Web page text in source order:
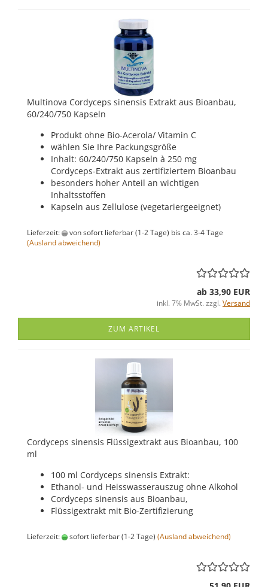
Multinova Cordyceps sinensis Extrakt aus Bioanbau,
60/240/750 Kapseln
Produkt ohne Bio-Acerola/ Vitamin C
wählen Sie Ihre Packungsgröße
Inhalt: 60/240/750 Kapseln à 250 mg
Cordyceps-Extrakt aus zertifiziertem Bioanbau
besonders hoher Anteil an wichtigen
Inhaltsstoffen
Kapseln aus Zellulose (vegetariergeeignet)
Lieferzeit:
von sofort lieferbar (1-2 Tage) bis ca. 3-4 Tage
(Ausland abweichend)
ab 33,90 EUR
inkl. 7% MwSt. zzgl. Versand
ZUM ARTIKEL
Cordyceps sinensis Flüssigextrakt aus Bioanbau, 100
ml
100 ml Cordyceps sinensis Extrakt:
Ethanol- und Heisswasserauszug ohne Alkohol
Cordyceps sinensis aus Bioanbau,
Flüssigextrakt mit Bio-Zertifizierung
Lieferzeit: sofort lieferbar (1-2 Tage) (Ausland abweichend)